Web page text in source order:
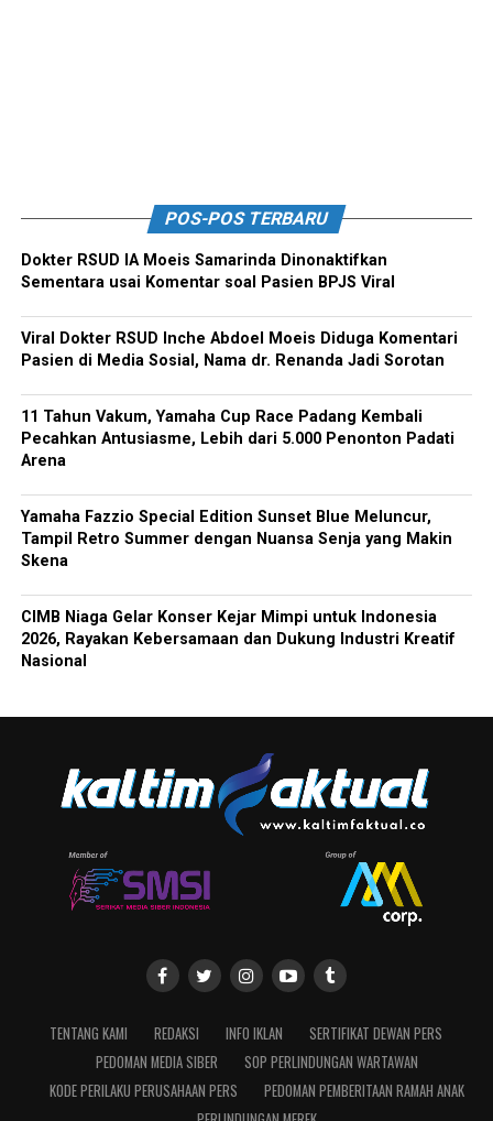
POS-POS TERBARU
Dokter RSUD IA Moeis Samarinda Dinonaktifkan
Sementara usai Komentar soal Pasien BPJS Viral
Viral Dokter RSUD Inche Abdoel Moeis Diduga Komentari
Pasien di Media Sosial, Nama dr. Renanda Jadi Sorotan
11 Tahun Vakum, Yamaha Cup Race Padang Kembali
Pecahkan Antusiasme, Lebih dari 5.000 Penonton Padati
Arena
Yamaha Fazzio Special Edition Sunset Blue Meluncur,
Tampil Retro Summer dengan Nuansa Senja yang Makin
Skena
CIMB Niaga Gelar Konser Kejar Mimpi untuk Indonesia
2026, Rayakan Kebersamaan dan Dukung Industri Kreatif
Nasional
TENTANG KAMI REDAKSI INFO IKLAN
SERTIFIKAT DEWAN PERS
PEDOMAN MEDIA SIBER
SOP PERLINDUNGAN WARTAWAN
KODE PERILAKU PERUSAHAAN PERS
PEDOMAN PEMBERITAAN RAMAH ANAK